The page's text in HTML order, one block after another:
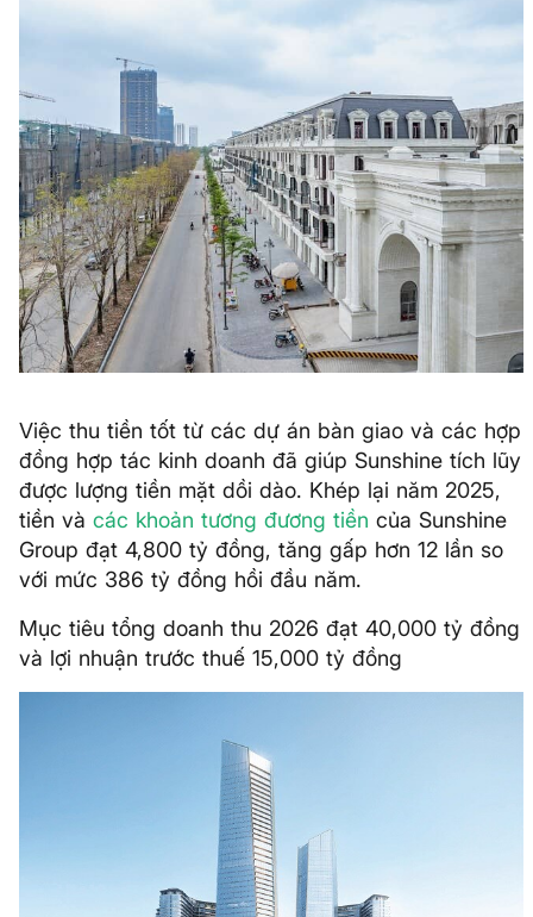
Việc thu tiền tốt từ các dự án bàn giao và các hợp
đồng hợp tác kinh doanh đã giúp Sunshine tích lũy
được lượng tiền mặt dồi dào. Khép lại năm 2025,
tiền và các khoản tương đương tiền của Sunshine
Group đạt 4,800 tỷ đồng, tăng gấp hơn 12 lần so
với mức 386 tỷ đồng hồi đầu năm.
Mục tiêu tổng doanh thu 2026 đạt 40,000 tỷ đồng
và lợi nhuận trước thuế 15,000 tỷ đồng